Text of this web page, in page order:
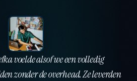
voelde alsof we een volledig
zonder de overhead. Ze leverden